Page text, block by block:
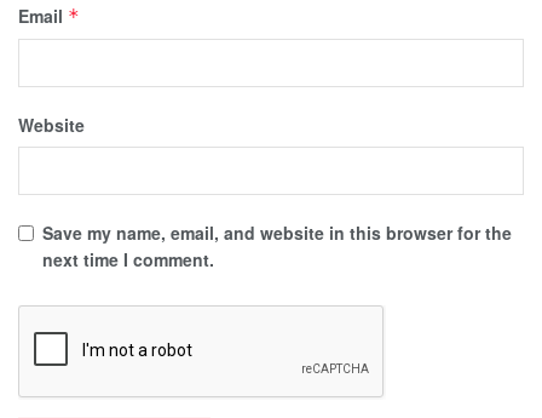
Email *
Website
Save my name, email, and website in this browser for the
next time I comment.